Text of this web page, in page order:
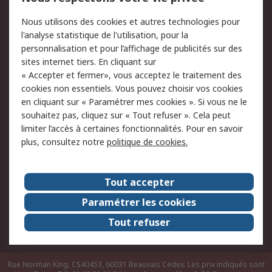
du site
Politique de protection
des données - Mise à
jour
Sécurité des E-mails
Conditions générales
de vente
Politique anti-
corruption
Campagnes marketing
A propos de RS
A propos de RS France
Evénements
Le groupe RS Group Plc
Presse
RS dans le monde
Démarche RSE
RS Particuliers
Rue Norman King, CS40453, 60031 Beauvais Cedex. Les prix indiqués sont
Nous utilisons des cookies et autres technologies pour
l'analyse statistique de l'utilisation, pour la
personnalisation et pour l’affichage de publicités sur des
sites internet tiers. En cliquant sur
« Accepter et fermer», vous acceptez le traitement des
cookies non essentiels. Vous pouvez choisir vos cookies
en cliquant sur « Paramétrer mes cookies ». Si vous ne le
souhaitez pas, cliquez sur « Tout refuser ». Cela peut
limiter l’accès à certaines fonctionnalités. Pour en savoir
plus, consultez notre politique de cookies.
Tout accepter
Paramétrer les cookies
Tout refuser